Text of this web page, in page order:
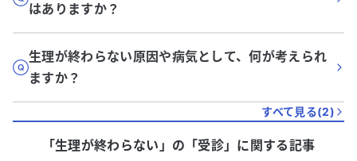
はありますか？
生理が終わらない原因や病気として、何が考えられ
ますか？
すべて見る(2)
「生理が終わらない」 の「受診」に関する記事